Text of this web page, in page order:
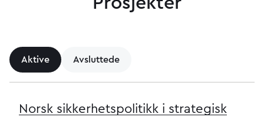
Aktive Avsluttede
Norsk sikkerhetspolitikk i strategisk